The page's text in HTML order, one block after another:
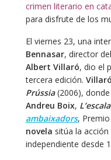
crimen literario en
para disfrute de los
El viernes 23, una
Bennasar, director
Albert Villaró, dio el
tercera edición. Villaró
Prússia(2006),
Andreu Boix,
ambaixadors, Premio
novela sitúa la
independiente desde